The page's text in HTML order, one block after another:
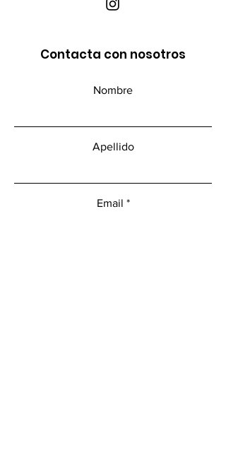
Contacta con nosotros
Nombre
Apellido
Email